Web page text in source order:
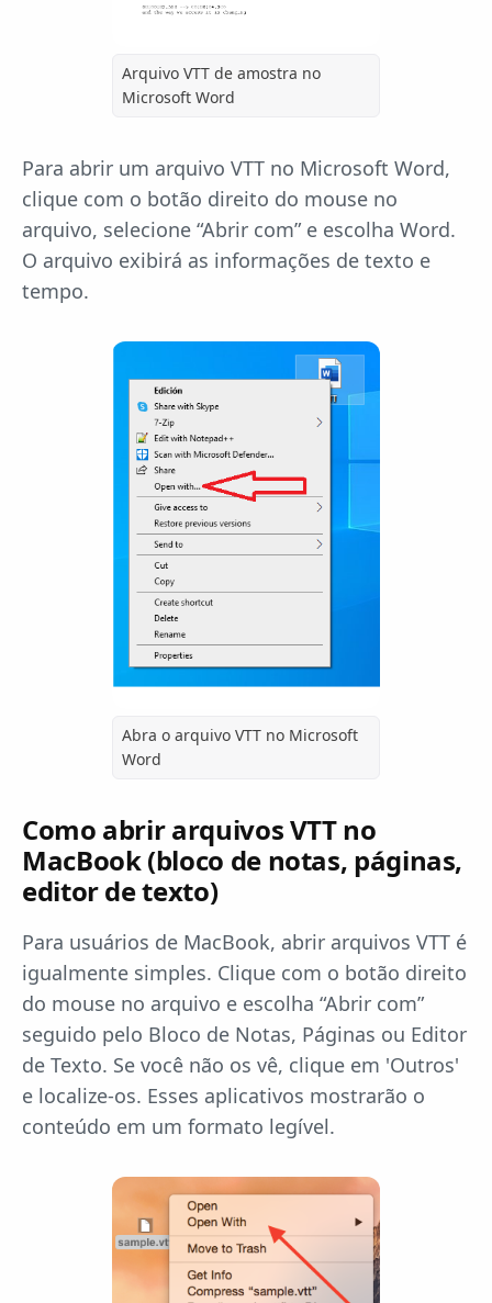
Arquivo VTT de amostra no
Microsoft Word
Para abrir um arquivo VTT no Microsoft Word,
clique com o botão direito do mouse no
arquivo, selecione “Abrir com” e escolha Word.
O arquivo exibirá as informações de texto e
tempo.
Abra o arquivo VTT no Microsoft
Word
Como abrir arquivos VTT no
MacBook (bloco de notas, páginas,
editor de texto)
Para usuários de MacBook, abrir arquivos VTT é
igualmente simples. Clique com o botão direito
do mouse no arquivo e escolha “Abrir com”
seguido pelo Bloco de Notas, Páginas ou Editor
de Texto. Se você não os vê, clique em 'Outros'
e localize-os. Esses aplicativos mostrarão o
conteúdo em um formato legível.